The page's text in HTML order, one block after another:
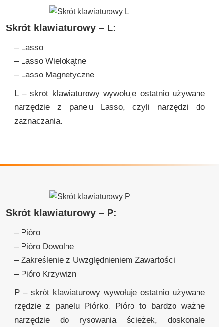
Skrót klawiaturowy – L:
– Lasso
– Lasso Wielokątne
– Lasso Magnetyczne
L – skrót klawiaturowy wywołuje ostatnio używane
narzędzie z panelu Lasso, czyli narzędzi do
zaznaczania.
Skrót klawiaturowy – P:
– Pióro
– Pióro Dowolne
– Zakreślenie z Uwzględnieniem Zawartości
– Pióro Krzywizn
P – skrót klawiaturowy wywołuje ostatnio używane
rzędzie z panelu Piórko. Pióro to bardzo ważne
narzędzie do rysowania ścieżek, doskonale